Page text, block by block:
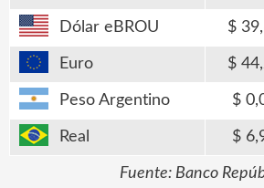
Dólar eBROU
Euro
Peso Argentino
Real
Fuente: Banco